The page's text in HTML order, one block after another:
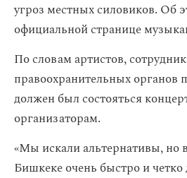
угроз местных силовиков. Об
официальной странице
По словам артистов,
правоохранительных органов
должен был состояться
организаторам.
«Мы искали альтернативы, но
Бишкеке очень быстро и четко